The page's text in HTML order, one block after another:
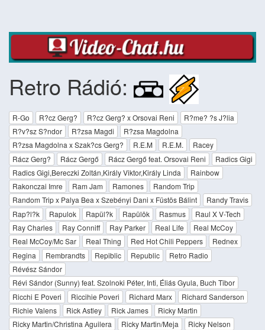
Retro Rádió:
R-Go R?cz Gerg? R?cz Gerg? x Orsovai Reni
R?me? ?s J?lia
R?v?sz S?ndor
R?zsa Magdi
R?zsa Magdolna
R?zsa Magdolna x Szak?cs Gerg?
R.E.M R.E.M.
Racey
Rácz Gerg?
Rácz Gergő Rácz Gergő feat. Orsovai Reni
Radics Gigi
Radics Gigi,Bereczki Zoltán,Király Viktor,Király Linda
Rainbow
Rakonczai Imre
Ram Jam Ramones
Random Trip
Random Trip x Palya Bea x Szebényi Dani x Füstös Bálint
Randy Travis
Rap?l?k
Rapulok Rapül?k Rapülök Rasmus
Raul X V-Tech
Ray Charles
Ray Conniff Ray Parker Real Life
Real McCoy
Real McCoy/Mc Sar
Real Thing Red Hot Chili Peppers
Rednex
Regina
Rembrandts Repiblic Republic
Retro Radio
Révész Sándor
Révi Sándor (Sunny) feat. Szolnoki Péter, Inti, Éliás Gyula, Buch Tibor
Ricchi E Poveri
Riccihie Poveri Richard Marx
Richard Sanderson
Richie Valens
Rick Astley Rick James
Ricky Martin
Ricky Martin/Christina Aguilera
Ricky Martin/Meja
Ricky Nelson